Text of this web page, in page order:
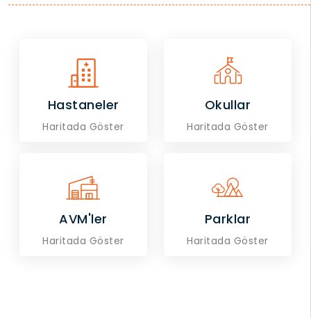
Hastaneler
Haritada Göster
Okullar
Haritada Göster
AVM'ler
Haritada Göster
Parklar
Haritada Göster